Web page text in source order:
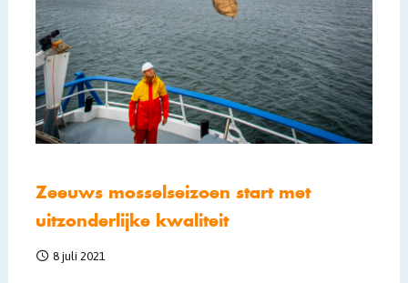
Zeeuws mosselseizoen start met
uitzonderlijke kwaliteit
8 juli 2021